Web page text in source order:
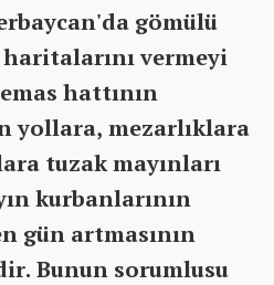
gömülü
vermeyi
hattının
yollara, mezarlıklara
tuzak mayınları
kurbanlarının
gün artmasının
Bunun sorumlusu